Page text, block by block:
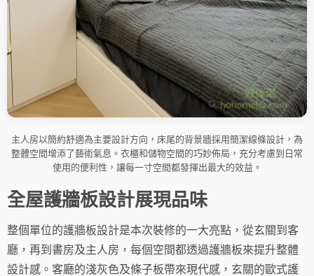
主人房以簡約舒適為主要設計方向，床尾的背景牆採用簡潔線條設計，為
整體空間增添了藝術氣息。衣櫃和儲物空間的巧妙佈局，充分考慮到日常
使用的便利性，讓每一寸空間都發揮出最大的效益。
全屋護牆板設計展現品味
整個單位的護牆板設計是本次裝修的一大亮點，從玄關到客
廳，再到書房及主人房，每個空間都透過護牆板來提升整體
設計感。客廳的淺灰色及條子板帶來現代感，玄關的歐式護